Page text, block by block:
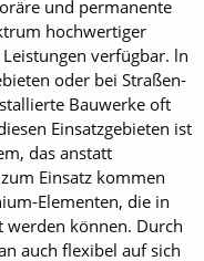
und permanente
hochwertiger
verfügbar. ln
oder bei Straßen-
Bauwerke oft
Einsatzgebieten ist
das anstatt
Einsatz kommen
Elementen, die in
werden können. Durch
auch flexibel auf sich